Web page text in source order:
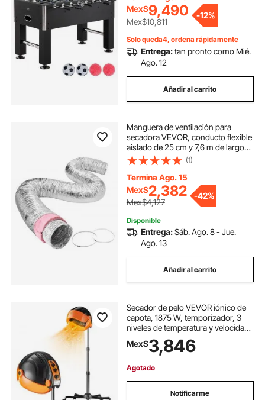
Mex$9,490
Mex$10,811
-12%
Solo queda4, ordena rápidamente
Entrega:tan pronto como Mié.
Ago. 12
Añadir al carrito
Manguera de ventilación para
secadora VEVOR, conducto flexible
aislado de 25 cm y 7,6 m de largo
con 2 abrazaderas, protección de
tres capas resistente para sistemas
de climatización, calefacción,
refrigeración, ventilación y escape,
con resistencia al fuego R-6.0.
(1)
Termina Ago. 15
Mex$2,382
Mex$4,127
-42%
Disponible
Entrega:Sáb. Ago. 8 - Jue.
Ago. 13
Añadir al carrito
Secador de pelo VEVOR iónico de
capota, 1875 W, temporizador, 3
niveles de temperatura y velocidad
ajustable, soporte móvil con ruedas
para salón y spa en casa.
Mex$3,846
Agotado
Notificarme